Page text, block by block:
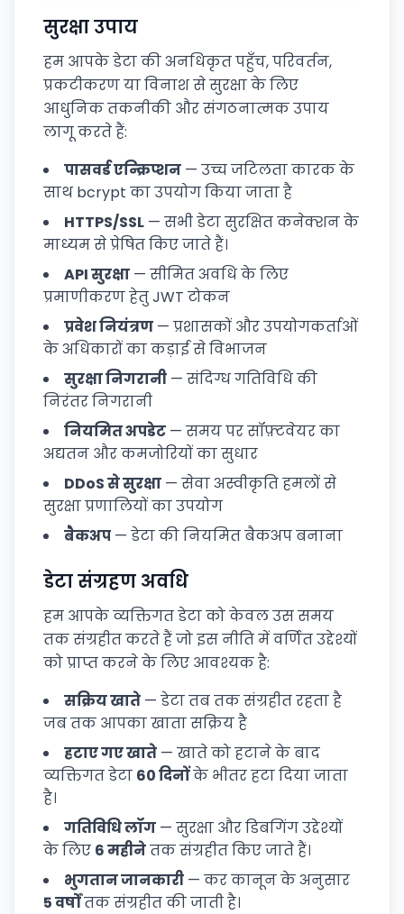
सुरक्षा उपाय
हम आपके डेटा की अनधिकृत पहुँच, परिवर्तन,
प्रकटीकरण या विनाश से सुरक्षा के लिए
आधुनिक तकनीकी और संगठनात्मक उपाय
लागू करते हैं:
पासवर्ड एन्क्रिप्शन — उच्च जटिलता कारक के
साथ bcrypt का उपयोग किया जाता है
HTTPS/SSL — सभी डेटा सुरक्षित कनेक्शन के
माध्यम से प्रेषित किए जाते हैं।
API सुरक्षा — सीमित अवधि के लिए
प्रमाणीकरण हेतु JWT टोकन
प्रवेश नियंत्रण — प्रशासकों और उपयोगकर्ताओं
के अधिकारों का कड़ाई से विभाजन
सुरक्षा निगरानी — संदिग्ध गतिविधि की
निरंतर निगरानी
नियमित अपडेट — समय पर सॉफ़्टवेयर का
अद्यतन और कमजोरियों का सुधार
DDoS से सुरक्षा — सेवा अस्वीकृति हमलों से
सुरक्षा प्रणालियों का उपयोग
बैकअप — डेटा की नियमित बैकअप बनाना
डेटा संग्रहण अवधि
हम आपके व्यक्तिगत डेटा को केवल उस समय
तक संग्रहीत करते हैं जो इस नीति में वर्णित उद्देश्यों
को प्राप्त करने के लिए आवश्यक है:
सक्रिय खाते — डेटा तब तक संग्रहीत रहता है
जब तक आपका खाता सक्रिय है
हटाए गए खाते — खाते को हटाने के बाद
व्यक्तिगत डेटा 60 दिनोंके भीतर हटा दिया जाता
है।
गतिविधि लॉग — सुरक्षा और डिबगिंग उद्देश्यों
के लिए 6 महीनेतक संग्रहीत किए जाते हैं।
भुगतान जानकारी — कर कानून के अनुसार
5 वर्षोंतक संग्रहीत की जाती है।